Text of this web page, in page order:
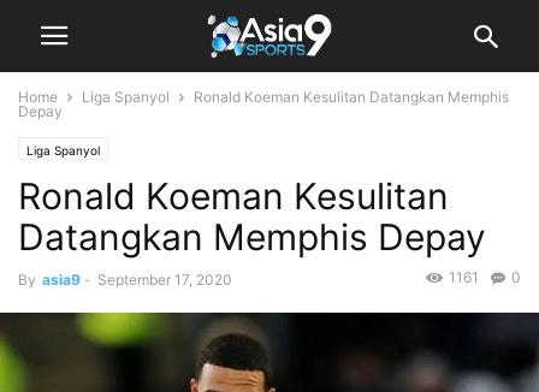
Home Liga Spanyol
Ronald Koeman Kesulitan Datangkan Memphis
Depay
Liga Spanyol
Ronald Koeman Kesulitan
Datangkan Memphis Depay
By asia9 - September 17, 2020 0
1161